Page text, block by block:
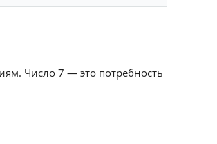
Число 7 — это потребность